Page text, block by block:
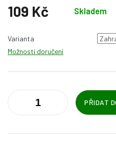
109 Kč Skladem
cena:
Varianta
Možnosti doručení
PŘIDAT